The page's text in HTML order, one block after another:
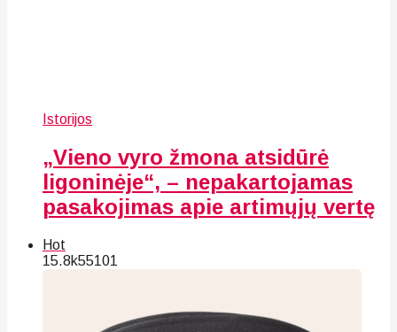
Istorijos
„Vieno vyro žmona atsidūrė
ligoninėje“, – nepakartojamas
pasakojimas apie artimųjų vertę
Hot
15.8k55101